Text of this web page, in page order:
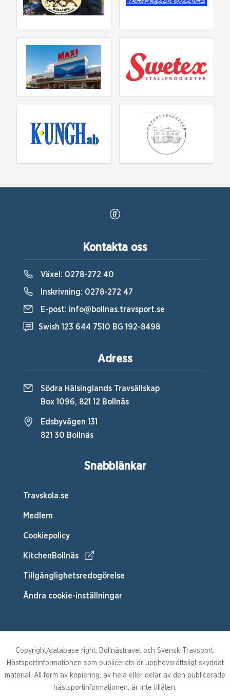
Snabblänkar
Travskola.se
Medlem
Cookiepolicy
KitchenBollnäs
Tillgänglighetsredogörelse
Ändra cookie-inställningar
Kontakta oss
Växel: 0278-272 40
Inskrivning: 0278-272 47
E-post: info@bollnas.travsport.se
Swish 123 644 7510 BG 192-8498
Adress
Södra Hälsinglands Travsällskap
Box 1096, 821 12 Bollnäs
Edsbyvägen 131
821 30 Bollnäs
Copyright/database right, Bollnästravet och Svensk Travsport.
Hästsportinformationen som publicerats är upphovsrättsligt skyddat
material. All form av kopiering, av hela eller delar av den publicerade
hästsportinformationen, är inte tillåten.